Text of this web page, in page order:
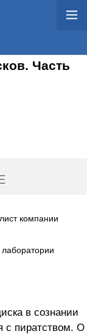
Часть
компании
лаборатории
в сознании
с пиратством. О